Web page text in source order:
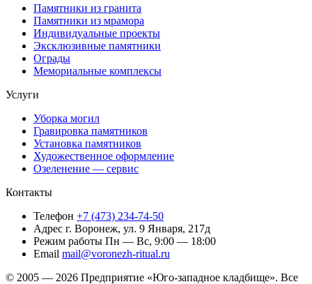
Памятники из гранита
Памятники из мрамора
Индивидуальные проекты
Эксклюзивные памятники
Ограды
Мемориальные комплексы
Услуги
Уборка могил
Гравировка памятников
Установка памятников
Художественное оформление
Озеленение — сервис
Контакты
Телефон +7 (473) 234-74-50
Адрес г. Воронеж, ул. 9 Января, 217д
Режим работы Пн — Вс, 9:00 — 18:00
Email mail@voronezh-ritual.ru
© 2005 — 2026 Предприятие «Юго-западное кладбище». Все